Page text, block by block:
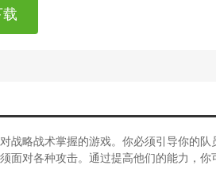
戏攻略综合篇(僵尸阻击小队)
球战术与荣耀手机版)
战术转换家dota)
战术转换家是什么)
战略战术掌握的游戏。你必须引导你的
面对各种攻击。通过提高他们的能力，